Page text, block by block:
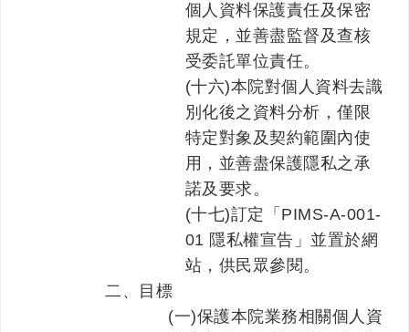
個人資料保護責任及保密
規定，並善盡監督及查核
受委託單位責任。
(十六)本院對個人資料去識
別化後之資料分析，僅限
特定對象及契約範圍內使
用，並善盡保護隱私之承
諾及要求。
(十七)訂定「PIMS-A-001-
01 隱私權宣告」並置於網
站，供民眾參閱。
二、目標
(一)保護本院業務相關個人資